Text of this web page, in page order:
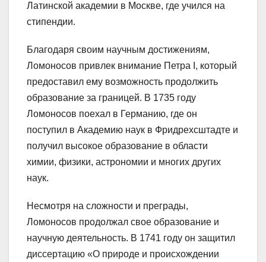
Латинской академии в Москве, где учился на
стипендии.
Благодаря своим научным достижениям,
Ломоносов привлек внимание Петра I, который
предоставил ему возможность продолжить
образование за границей. В 1735 году
Ломоносов поехал в Германию, где он
поступил в Академию наук в Фридрехсштадте и
получил высокое образование в области
химии, физики, астрономии и многих других
наук.
Несмотря на сложности и преграды,
Ломоносов продолжал свое образование и
научную деятельность. В 1741 году он защитил
диссертацию «О природе и происхождении